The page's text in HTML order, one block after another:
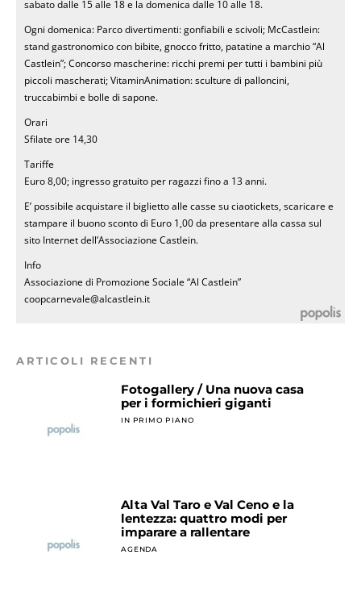
sabato dalle 15 alle 18 e la domenica dalle 10 alle 18.
Ogni domenica: Parco divertimenti: gonfiabili e scivoli; McCastlein:
stand gastronomico con bibite, gnocco fritto, patatine a marchio “Al
Castlein”; Concorso mascherine: ricchi premi per tutti i bambini più
piccoli mascherati; VitaminAnimation: sculture di palloncini,
truccabimbi e bolle di sapone.
Orari
Sfilate ore 14,30
Tariffe
Euro 8,00; ingresso gratuito per ragazzi fino a 13 anni.
E’ possibile acquistare il biglietto alle casse su ciaotickets, scaricare e
stampare il buono sconto di Euro 1,00 da presentare alla cassa sul
sito Internet dell’Associazione Castlein.
Info
Associazione di Promozione Sociale “Al Castlein”
coopcarnevale@alcastlein.it
ARTICOLI RECENTI
Fotogallery / Una nuova casa
per i formichieri giganti
IN PRIMO PIANO
Alta Val Taro e Val Ceno e la
lentezza: quattro modi per
imparare a rallentare
AGENDA